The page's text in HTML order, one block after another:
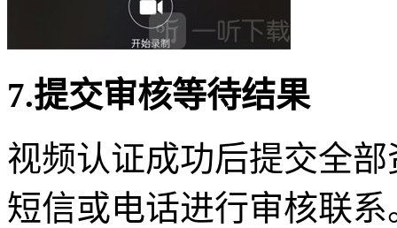
7.提交审核等待结果
视频认证成功后提交全
短信或电话进行审核联系